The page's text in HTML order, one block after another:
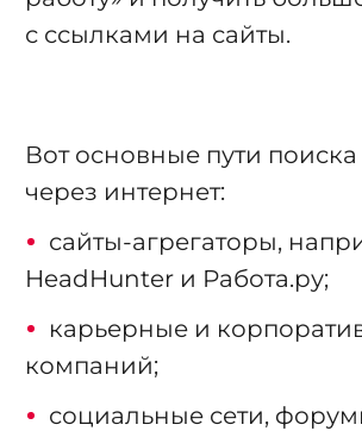
с ссылками на сайты.
Вот основные пути
через интернет:
сайты-агрегаторы,
HeadHunter и Работа.ру;
карьерные и
компаний;
социальные сети,